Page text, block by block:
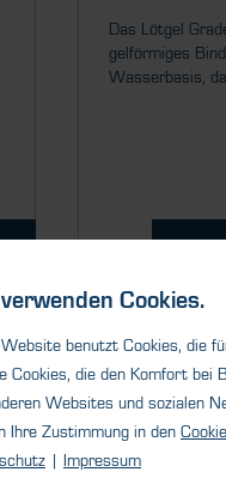
Das Lötgel
gelförmiges
Wasserbasis,
Cookies.
benutzt Cookies, die
Cookies, die den Komfort bei
Websites und sozialen
Ihre Zustimmung in den
| Impressum